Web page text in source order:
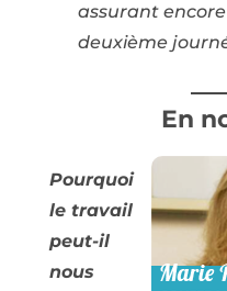
assurant
deuxième
En
Pourquoi
le travail
peut-il
nous